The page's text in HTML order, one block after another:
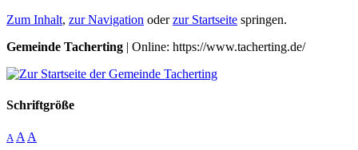
Zum Inhalt, zur Navigation oderzur Startseite springen.
Gemeinde Tacherting | Online: https://www.tacherting.de/
Schriftgröße
A A A